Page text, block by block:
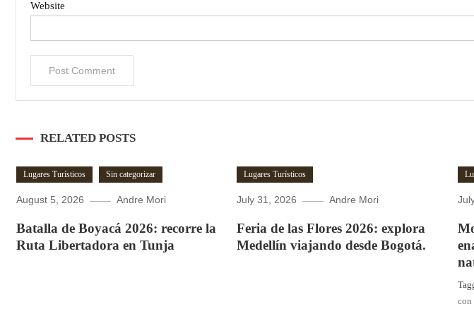
Website
RELATED POSTS
Lugares Turísticos Sin categorizar
August 5, 2026 Andre Mori
Batalla de Boyacá 2026: recorre la
Ruta Libertadora en Tunja
Lugares Turísticos
July 31, 2026 Andre Mori
Feria de las Flores 2026: explora
Medellín viajando desde Bogotá.
con